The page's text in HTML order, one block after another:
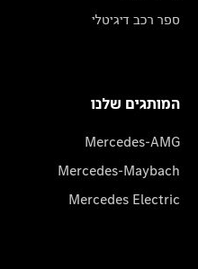
ספר רכב דיגיטלי
המותגים שלנו
Mercedes-AMG
Mercedes-Maybach
Mercedes Electric